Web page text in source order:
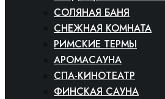
СОЛЯНАЯ БАНЯ
СНЕЖНАЯ КОМНАТА
РИМСКИЕ ТЕРМЫ
АРОМАСАУНА
СПА-КИНОТЕАТР
ФИНСКАЯ САУНА